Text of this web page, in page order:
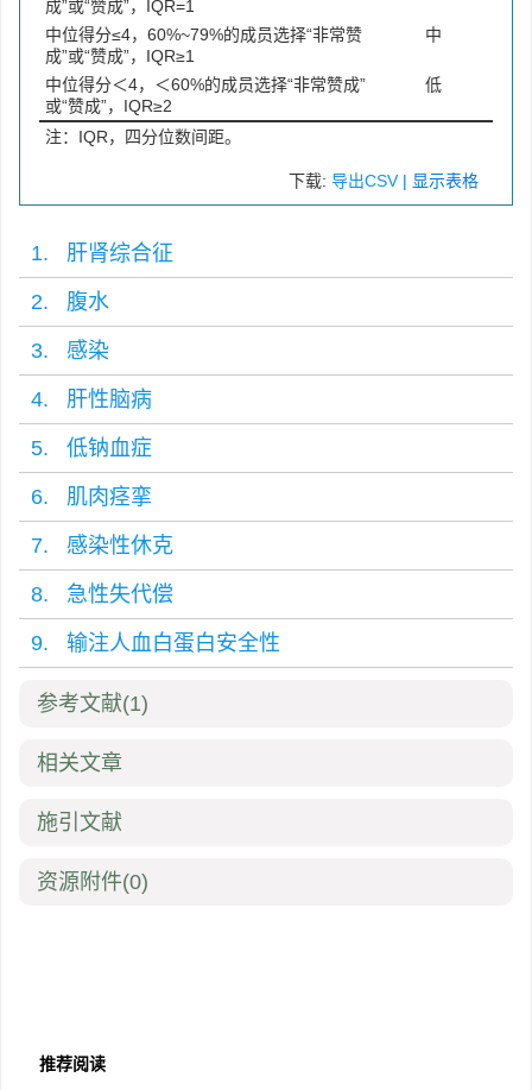
成”或“赞成”，IQR=1
中位得分≤4，60%~79%的成员选择“非常赞
成”或“赞成”，IQR≥1
中
中位得分＜4，＜60%的成员选择“非常赞成”
或“赞成”，IQR≥2
低
注：IQR，四分位数间距。
下载: 导出CSV | 显示表格
1. 肝肾综合征
2. 腹水
3. 感染
4. 肝性脑病
5. 低钠血症
6. 肌肉痉挛
7. 感染性休克
8. 急性失代偿
9. 输注人血白蛋白安全性
参考文献(1)
相关文章
施引文献
资源附件(0)
推荐阅读